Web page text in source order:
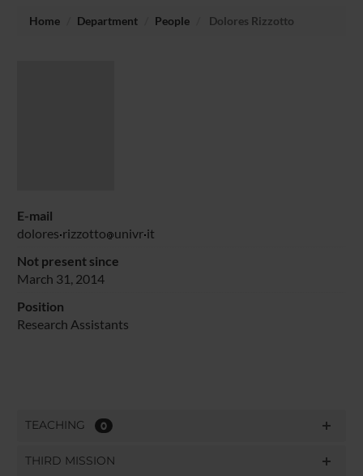
Home Department People Dolores Rizzotto
E-mail
dolores rizzotto univr it
Not present since
March 31, 2014
Position
Research Assistants
TEACHING 0
THIRD MISSION